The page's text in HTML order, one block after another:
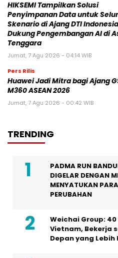
HIKSEMI Tampilkan Solusi
Penyimpanan Data untuk
Skenario di Ajang DTI
Dukung Pengembangan AI di
Tenggara
Jumat, 7 Agu 2026 - 04:14 WIB
Pers Rilis
Huawei Jadi Mitra bagi Ajang
M360 ASEAN 2026
Jumat, 7 Agu 2026 - 00:42 WIB
TRENDING
PADMA RUN
DIGELAR DENGAN
MENYATUKAN
PERUBAHAN
Weichai Group:
Vietnam, Bekerja
Depan yang Lebih